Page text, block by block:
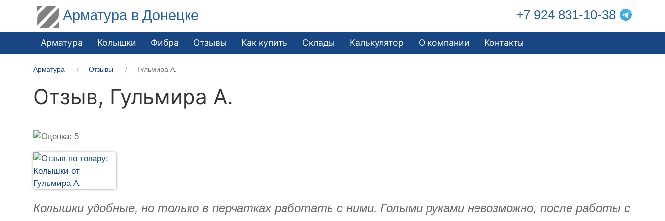
Арматура в Донецке +7 924 831-10-38
Арматура Колышки Фибра Отзывы Как купить Склады Калькулятор О компании Контакты
Арматура Отзывы Гульмира А.
Отзыв, Гульмира А.
Колышки удобные, но только в перчатках работать с ними. Голыми руками невозможно, после работы с